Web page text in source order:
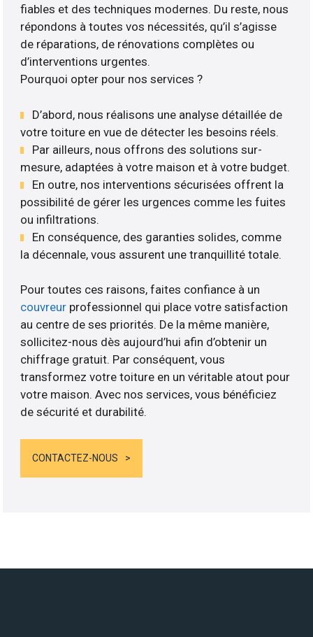
fiables et des techniques modernes. Du reste, nous
répondons à toutes vos nécessités, qu’il s’agisse
de réparations, de rénovations complètes ou
d’interventions urgentes.
Pourquoi opter pour nos services ?
D’abord, nous réalisons une analyse détaillée de
votre toiture en vue de détecter les besoins réels.
Par ailleurs, nous offrons des solutions sur-
mesure, adaptées à votre maison et à votre budget.
En outre, nos interventions sécurisées offrent la
possibilité de gérer les urgences comme les fuites
ou infiltrations.
En conséquence, des garanties solides, comme
la décennale, vous assurent une tranquillité totale.
Pour toutes ces raisons, faites confiance à un
couvreur professionnel qui place votre satisfaction
au centre de ses priorités. De la même manière,
sollicitez-nous dès aujourd’hui afin d’obtenir un
chiffrage gratuit. Par conséquent, vous
transformez votre toiture en un véritable atout pour
votre maison. Avec nos services, vous bénéficiez
de sécurité et durabilité.
CONTACTEZ-NOUS